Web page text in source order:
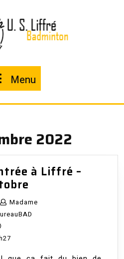
Menu
2022
à Liffré –
de
rentrée
Madame